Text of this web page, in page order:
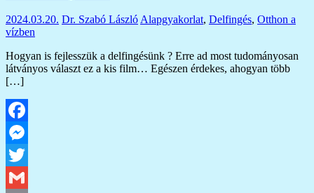
2024.03.20. Dr. Szabó LászlóAlapgyakorlat, Delfingés, Otthon a
vízben
Hogyan is fejlesszük a delfingésünk ? Erre ad most tudományosan
látványos választ ez a kis film… Egészen érdekes, ahogyan több
[…]
Facebook
Messenger
Twitter